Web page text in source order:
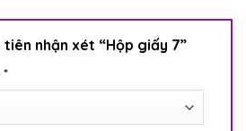
nhận xét “Hộp giấy 7”
*